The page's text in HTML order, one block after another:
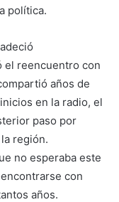
política.
el reencuentro con
años de
en la radio, el
paso por
región.
no esperaba este
con
años.